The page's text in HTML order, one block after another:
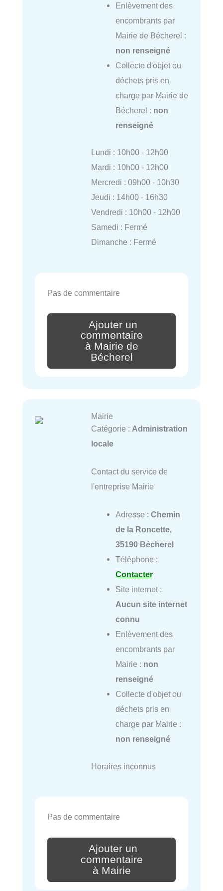
Enlèvement des
encombrants par
Mairie de Bécherel :
non renseigné
Collecte d'objet ou
déchets pris en
charge par Mairie de
Bécherel : non
renseigné
Lundi : 10h00 - 12h00
Mardi : 10h00 - 12h00
Mercredi : 09h00 - 10h30
Jeudi : 14h00 - 16h30
Vendredi : 10h00 - 12h00
Samedi : Fermé
Dimanche : Fermé
Pas de commentaire
Ajouter un
commentaire
à Mairie de
Bécherel
Mairie
Catégorie : Administration
locale
Contact du service de
l'entreprise Mairie
Adresse : Chemin
de la Roncette,
35190 Bécherel
Téléphone :
Contacter
Site internet :
Aucun site internet
connu
Enlèvement des
encombrants par
Mairie : non
renseigné
Collecte d'objet ou
déchets pris en
charge par Mairie :
non renseigné
Horaires inconnus
Pas de commentaire
Ajouter un
commentaire
à Mairie